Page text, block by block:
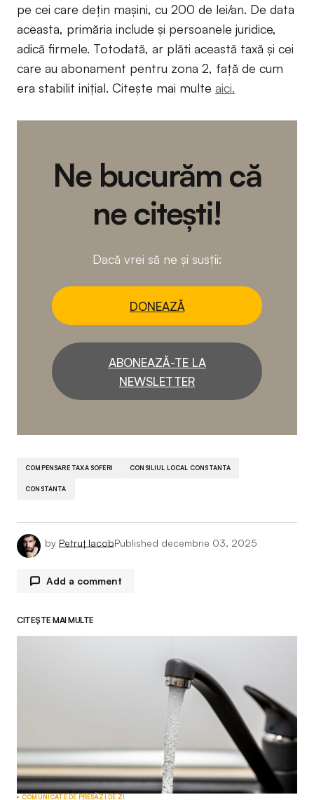
pe cei care dețin mașini, cu 200 de lei/an. De data
aceasta, primăria include și persoanele juridice,
adică firmele. Totodată, ar plăti această taxă și cei
care au abonament pentru zona 2, față de cum
era stabilit inițial. Citește mai multe aici.
Ne bucurăm că
ne citești!
Dacă vrei să ne și susții:
DONEAZĂ
ABONEAZĂ-TE LA
NEWSLETTER
COMPENSARE TAXA SOFERI CONSILIUL LOCAL CONSTANTA
CONSTANTA
by Petruț IacobPublished decembrie 03, 2025
Add a comment
Adresa ta de email nu va fi publicată. Câmpurile
Your Name*
CITEȘTE MAI MULTE
COMUNICATE DE PRESĂZI DE ZI